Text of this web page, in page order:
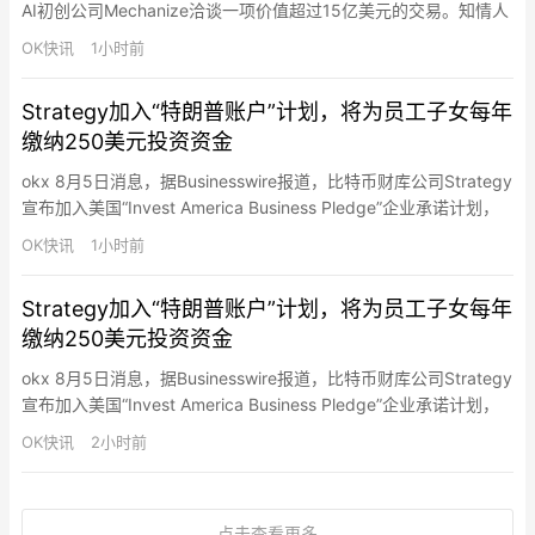
AI初创公司Mechanize洽谈一项价值超过15亿美元的交易。知情人
士称，谷歌拟吸纳Mechanize部分人才，并获得其技术的非独家许
可；相关人员可能加入谷歌，从事AI模型评估与开发。交易仍在推
能力，今年早些…
OK快讯 1小时前
Strategy加入“特朗普账户”计划，将为员工子女每年
缴纳250美元投资资金
okx 8月5日消息，据Businesswire报道，比特币财库公司Strategy
宣布加入美国“Invest America Business Pledge”企业承诺计划，
将通过“特朗普账户（Trump Accounts）”为符合条件的美国员工子
女提供长期投资支持。Strategy表示，公司将为每名18岁以下符合
OK快讯 1小时前
Strategy加入“特朗普账户”计划，将为员工子女每年
缴纳250美元投资资金
okx 8月5日消息，据Businesswire报道，比特币财库公司Strategy
宣布加入美国“Invest America Business Pledge”企业承诺计划，
将通过“特朗普账户（Trump Accounts）”为符合条件的美国员工子
女提供长期投资支持。Strategy表示，公司将为每名18岁以下符合
OK快讯 2小时前